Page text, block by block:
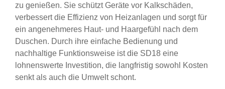
zu genießen. Sie schützt Geräte vor Kalkschäden,
verbessert die Effizienz von Heizanlagen und sorgt für
ein angenehmeres Haut- und Haargefühl nach dem
Duschen. Durch ihre einfache Bedienung und
nachhaltige Funktionsweise ist die SD18 eine
lohnenswerte Investition, die langfristig sowohl Kosten
senkt als auch die Umwelt schont.